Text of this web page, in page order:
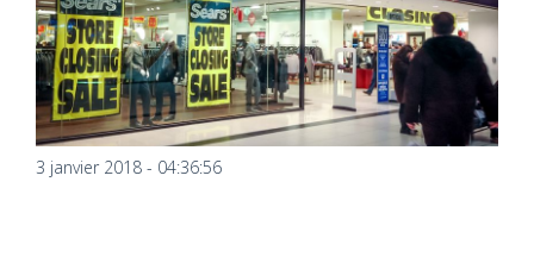
3 janvier 2018 - 04:36:56